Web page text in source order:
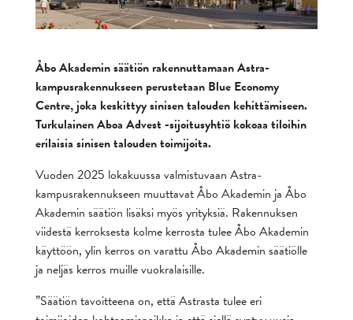
Åbo Akademin säätiön rakennuttamaan Astra-
kampusrakennukseen perustetaan Blue Economy
Centre, joka keskittyy sinisen talouden kehittämiseen.
Turkulainen Aboa Advest -sijoitusyhtiö kokoaa tiloihin
erilaisia sinisen talouden toimijoita.
Vuoden 2025 lokakuussa valmistuvaan Astra-
kampusrakennukseen muuttavat Åbo Akademin ja Åbo
Akademin säätiön lisäksi myös yrityksiä. Rakennuksen
viidestä kerroksesta kolme kerrosta tulee Åbo Akademin
käyttöön, ylin kerros on varattu Åbo Akademin säätiölle
ja neljäs kerros muille vuokralaisille.
”Säätiön tavoitteena on, että Astrasta tulee eri